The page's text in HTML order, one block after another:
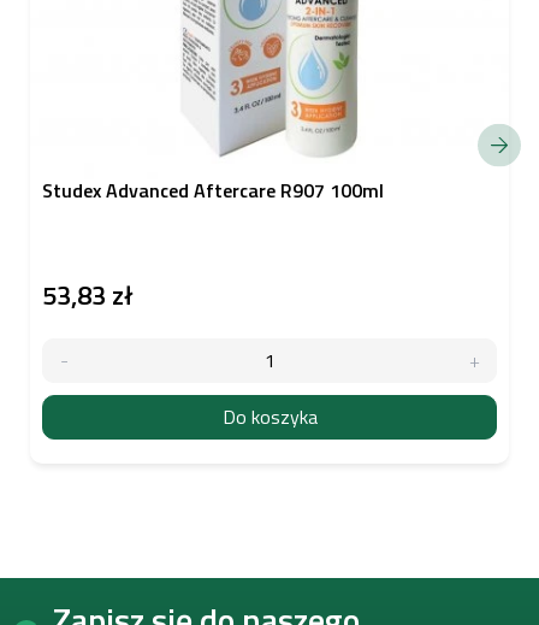
Studex Advanced Aftercare R907 100ml
53,83 zł
Do koszyka
S